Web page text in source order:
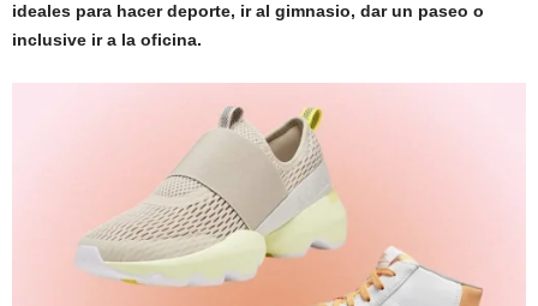
ideales para hacer deporte, ir al gimnasio, dar un paseo o
inclusive ir a la oficina.